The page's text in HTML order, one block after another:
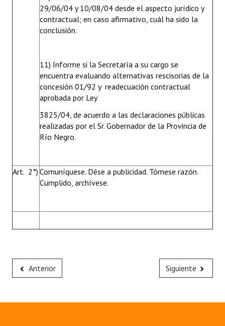
29/06/04 y 10/08/04 desde el aspecto jurídico y
contractual; en caso afirmativo, cuál ha sido la
conclusión.
11) Informe si la Secretaría a su cargo se
encuentra evaluando alternativas rescisorias de la
concesión 01/92 y readecuación contractual
aprobada por Ley
3825/04, de acuerdo a las declaraciones públicas
realizadas por el Sr. Gobernador de la Provincia de
Río Negro.
Art. 2°) Comuníquese. Dése a publicidad. Tómese razón.
Cumplido, archívese.
Anterior Siguiente